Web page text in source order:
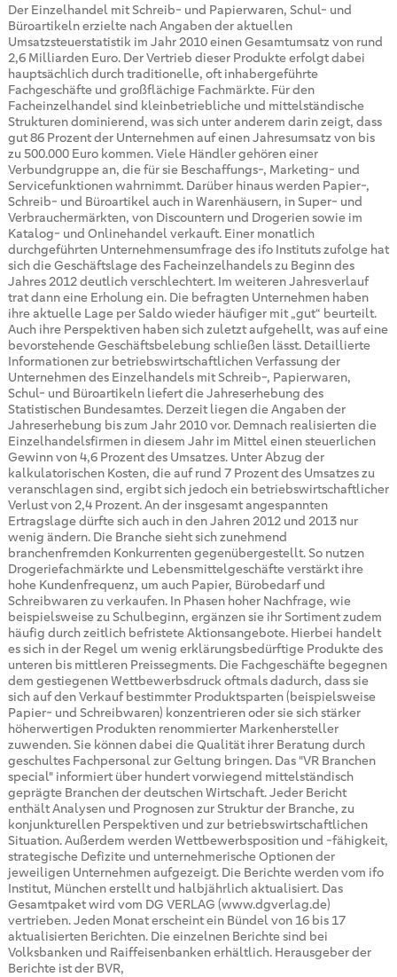
Der Einzelhandel mit Schreib- und Papierwaren, Schul- und
Büroartikeln erzielte nach Angaben der aktuellen
Umsatzsteuerstatistik im Jahr 2010 einen Gesamtumsatz von rund
2,6 Milliarden Euro. Der Vertrieb dieser Produkte erfolgt dabei
hauptsächlich durch traditionelle, oft inhabergeführte
Fachgeschäfte und großflächige Fachmärkte. Für den
Facheinzelhandel sind kleinbetriebliche und mittelständische
Strukturen dominierend, was sich unter anderem darin zeigt, dass
gut 86 Prozent der Unternehmen auf einen Jahresumsatz von bis
zu 500.000 Euro kommen. Viele Händler gehören einer
Verbundgruppe an, die für sie Beschaffungs-, Marketing- und
Servicefunktionen wahrnimmt. Darüber hinaus werden Papier-,
Schreib- und Büroartikel auch in Warenhäusern, in Super- und
Verbrauchermärkten, von Discountern und Drogerien sowie im
Katalog- und Onlinehandel verkauft. Einer monatlich
durchgeführten Unternehmensumfrage des ifo Instituts zufolge hat
sich die Geschäftslage des Facheinzelhandels zu Beginn des
Jahres 2012 deutlich verschlechtert. Im weiteren Jahresverlauf
trat dann eine Erholung ein. Die befragten Unternehmen haben
ihre aktuelle Lage per Saldo wieder häufiger mit „gut“ beurteilt.
Auch ihre Perspektiven haben sich zuletzt aufgehellt, was auf eine
bevorstehende Geschäftsbelebung schließen lässt. Detaillierte
Informationen zur betriebswirtschaftlichen Verfassung der
Unternehmen des Einzelhandels mit Schreib-, Papierwaren,
Schul- und Büroartikeln liefert die Jahreserhebung des
Statistischen Bundesamtes. Derzeit liegen die Angaben der
Jahreserhebung bis zum Jahr 2010 vor. Demnach realisierten die
Einzelhandelsfirmen in diesem Jahr im Mittel einen steuerlichen
Gewinn von 4,6 Prozent des Umsatzes. Unter Abzug der
kalkulatorischen Kosten, die auf rund 7 Prozent des Umsatzes zu
veranschlagen sind, ergibt sich jedoch ein betriebswirtschaftlicher
Verlust von 2,4 Prozent. An der insgesamt angespannten
Ertragslage dürfte sich auch in den Jahren 2012 und 2013 nur
wenig ändern. Die Branche sieht sich zunehmend
branchenfremden Konkurrenten gegenübergestellt. So nutzen
Drogeriefachmärkte und Lebensmittelgeschäfte verstärkt ihre
hohe Kundenfrequenz, um auch Papier, Bürobedarf und
Schreibwaren zu verkaufen. In Phasen hoher Nachfrage, wie
beispielsweise zu Schulbeginn, ergänzen sie ihr Sortiment zudem
häufig durch zeitlich befristete Aktionsangebote. Hierbei handelt
es sich in der Regel um wenig erklärungsbedürftige Produkte des
unteren bis mittleren Preissegments. Die Fachgeschäfte begegnen
dem gestiegenen Wettbewerbsdruck oftmals dadurch, dass sie
sich auf den Verkauf bestimmter Produktsparten (beispielsweise
Papier- und Schreibwaren) konzentrieren oder sie sich stärker
höherwertigen Produkten renommierter Markenhersteller
zuwenden. Sie können dabei die Qualität ihrer Beratung durch
geschultes Fachpersonal zur Geltung bringen. Das "VR Branchen
special" informiert über hundert vorwiegend mittelständisch
geprägte Branchen der deutschen Wirtschaft. Jeder Bericht
enthält Analysen und Prognosen zur Struktur der Branche, zu
konjunkturellen Perspektiven und zur betriebswirtschaftlichen
Situation. Außerdem werden Wettbewerbsposition und -fähigkeit,
strategische Defizite und unternehmerische Optionen der
jeweiligen Unternehmen aufgezeigt. Die Berichte werden vom ifo
Institut, München erstellt und halbjährlich aktualisiert. Das
Gesamtpaket wird vom DG VERLAG (www.dgverlag.de)
vertrieben. Jeden Monat erscheint ein Bündel von 16 bis 17
aktualisierten Berichten. Die einzelnen Berichte sind bei
Volksbanken und Raiffeisenbanken erhältlich. Herausgeber der
Berichte ist der BVR,